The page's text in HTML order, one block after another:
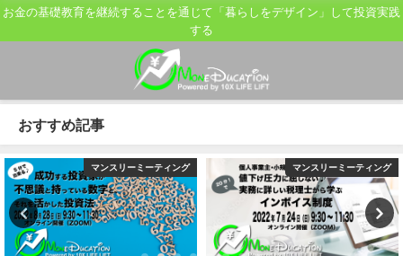
お金の基礎教育を継続することを通じて「暮らしをデザイン」して投資実践
する
おすすめ記事
マンスリーミーティング マンスリーミーティング